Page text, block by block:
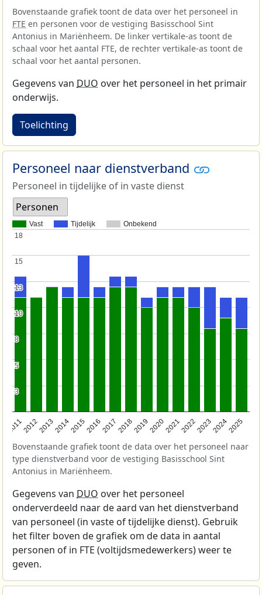
Bovenstaande grafiek toont de data over het personeel in
FTE en personen voor de vestiging Basisschool Sint
Antonius in Mariënheem. De linker vertikale-as toont de
schaal voor het aantal FTE, de rechter vertikale-as toont de
schaal voor het aantal personen.
Gegevens van DUO over het personeel in het primair
onderwijs.
Toelichting
Personeel naar dienstverband
Personeel in tijdelijke of in vaste dienst
Personen
Vast Tijdelijk Onbekend
201120122013201420152016201720182019202020212022202320242025
3
3
5
5
8
8
10
10
13
13
15
15
18
18
Bovenstaande grafiek toont de data over het personeel naar
type dienstverband voor de vestiging Basisschool Sint
Antonius in Mariënheem.
Gegevens van DUO over het personeel
onderverdeeld naar de aard van het dienstverband
van personeel (in vaste of tijdelijke dienst). Gebruik
het filter boven de grafiek om de data in aantal
personen of in FTE (voltijdsmedewerkers) weer te
geven.